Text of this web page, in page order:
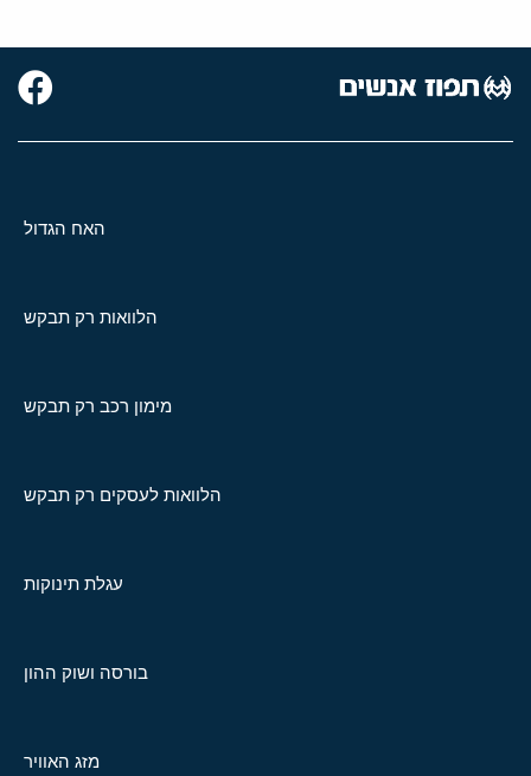
האח הגדול
הלוואות רק תבקש
מימון רכב רק תבקש
הלוואות לעסקים רק תבקש
עגלת תינוקות
בורסה ושוק ההון
מזג האוויר